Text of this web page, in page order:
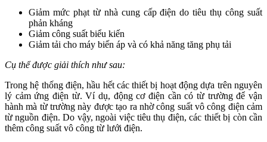
Giảm mức phạt từ nhà cung cấp điện do tiêu thụ công suất
phản kháng
Giảm công suất biểu kiến
Giảm tải cho máy biến áp và có khả năng tăng phụ tải
Cụ thể được giải thích như sau:
Trong hệ thống điện, hầu hết các thiết bị hoạt động dựa trên nguyên
lý cảm ứng điện từ. Ví dụ, động cơ điện cần có từ trường để vận
hành mà từ trường này được tạo ra nhờ công suất vô công điện cảm
từ nguồn điện. Do vậy, ngoài việc tiêu thụ điện, các thiết bị còn cần
thêm công suất vô công từ lưới điện.